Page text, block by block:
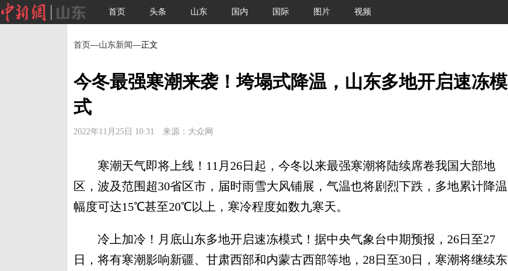
首页 头条 山东 国内 国际 图片 视频
首页—山东新闻—正文
今冬最强寒潮来袭！垮塌式降温，山东多地开启速冻模
式
2022年11月25日 10:31 来源：大众网
寒潮天气即将上线！11月26日起，今冬以来最强寒潮将陆续席卷我国大部地
区，波及范围超30省区市，届时雨雪大风铺展，气温也将剧烈下跌，多地累计降温
幅度可达15℃甚至20℃以上，寒冷程度如数九寒天。
冷上加冷！月底山东多地开启速冻模式！据中央气象台中期预报，26日至27
日，将有寒潮影响新疆、甘肃西部和内蒙古西部等地，28日至30日，寒潮将继续东